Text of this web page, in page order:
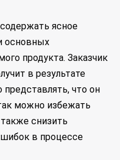
ясное
основных
продукта. Заказчик
в результате
представлять, что он
можно избежать
снизить
в процессе